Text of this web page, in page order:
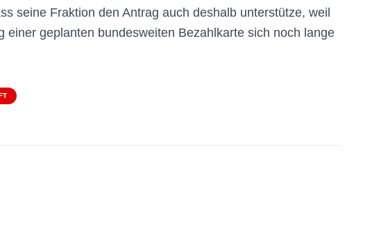
seine Fraktion den Antrag auch deshalb unterstütze, weil
einer geplanten bundesweiten Bezahlkarte sich noch lange